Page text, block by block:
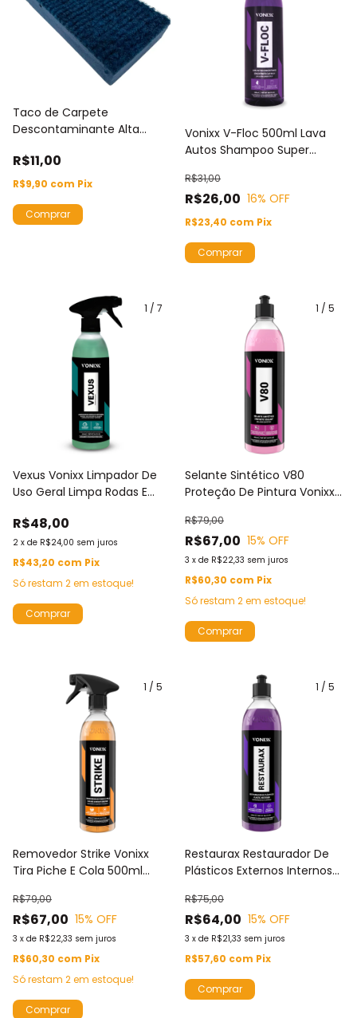
Taco de Carpete
Descontaminante Alta
R$11,00
R$9,90 com Pix
Vonixx V-Floc 500ml Lava
Autos Shampoo Super
Performance Sem Riscos
R$26,00
R$31,00
16% OFF
R$23,40 com Pix
1 / 7
Vexus Vonixx Limpador De
Uso Geral Limpa Rodas E
R$48,00
2 x de R$24,00 sem juros
R$43,20 com Pix
Só restam 2em estoque!
1 / 5
Selante Sintético V80
Proteção De Pintura Vonixx
R$67,00
R$79,00
15% OFF
3 x de R$22,33 sem juros
R$60,30 com Pix
Só restam 2em estoque!
1 / 5
Removedor Strike Vonixx
Tira Piche E Cola 500ml
R$67,00
R$79,00
15% OFF
3 x de R$22,33 sem juros
R$60,30 com Pix
Só restam 2em estoque!
1 / 5
Restaurax Restaurador De
Plásticos Externos Internos
R$64,00
R$75,00
15% OFF
3 x de R$21,33 sem juros
R$57,60 com Pix